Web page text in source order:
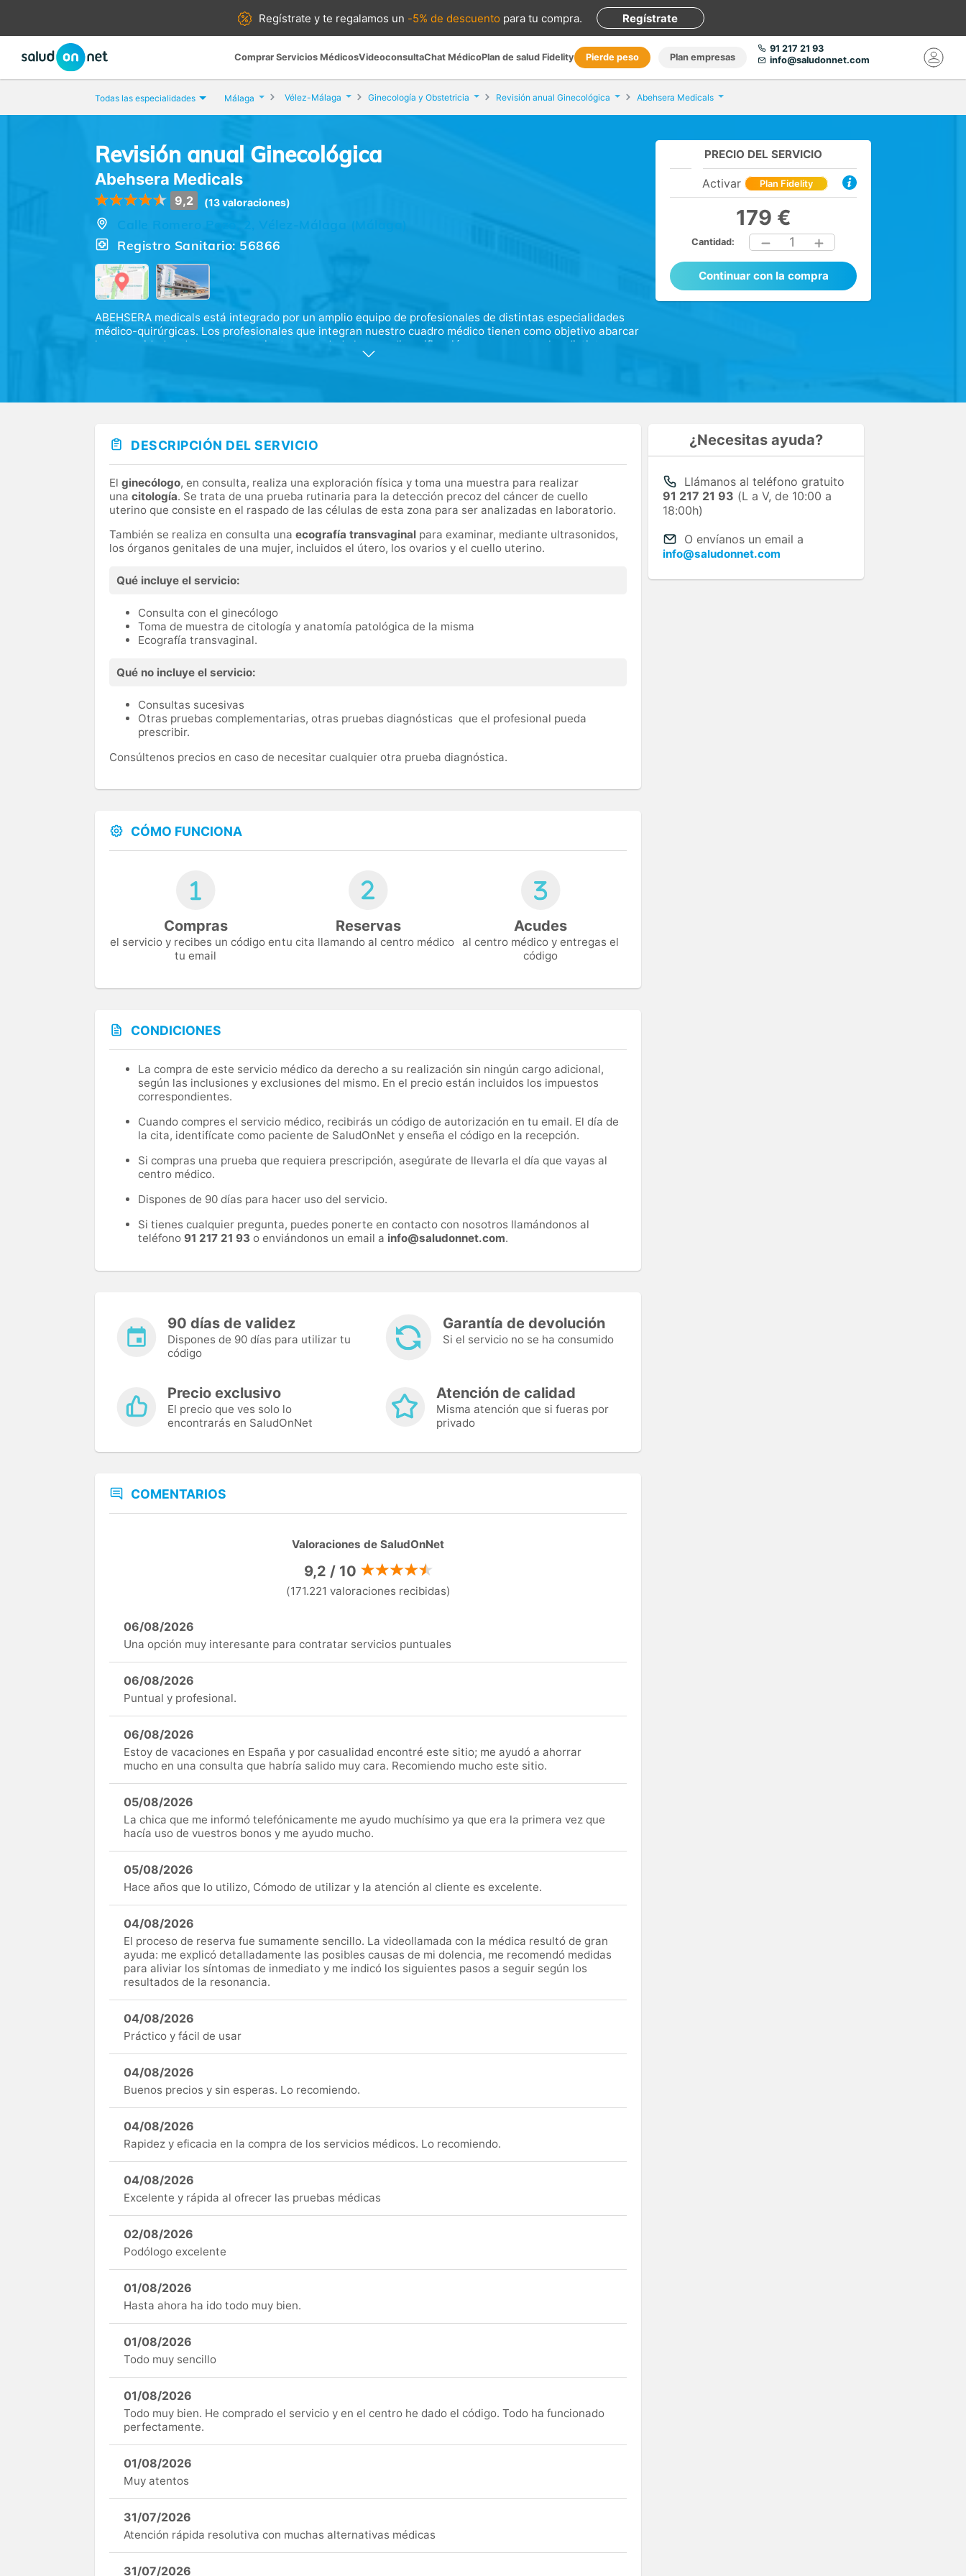
Regístrate yte regalamos un -5% de descuento para tu compra. Regístrate
Comprar Servicios MédicosVideoconsultaChat MédicoPlan de salud Fidelity Pierde peso Plan empresas
91 217 21 93
info@saludonnet.com
Todas las especialidades Málaga Vélez-Málaga Ginecología y Obstetricia Revisión anual Ginecológica Abehsera Medicals
Revisión anual Ginecológica
Abehsera Medicals
9,2 (13 valoraciones)
Calle Romero Pozo, 2, Vélez-Málaga (Málaga)
Registro Sanitario: 56866
ABEHSERA medicals está integrado por un amplio equipo de profesionales de distintas especialidades
médico-quirúrgicas. Los profesionales que integran nuestro cuadro médico tienen como objetivo abarcar
las necesidades de nuestros pacientes, que dada la gran diversificación que presentan las distintas
disciplinas hace necesaria la presencia de profesionales especializados en las diferentes técnicas y
PRECIO DEL SERVICIO
Activar Plan Fidelity
179 €
Cantidad: 1
Continuar con la compra
DESCRIPCIÓN DEL SERVICIO
El ginecólogo, en consulta, realiza una exploración física y toma una muestra para realizar
una citología. Se trata de una prueba rutinaria para la detección precoz del cáncer de cuello
uterino que consiste en el raspado de las células de esta zona para ser analizadas en laboratorio.
También se realiza en consulta una ecografía transvaginal para examinar, mediante ultrasonidos,
los órganos genitales de una mujer, incluidos el útero, los ovarios y el cuello uterino.
Qué incluye el servicio:
Consulta con el ginecólogo
Toma de muestra de citología y anatomía patológica de la misma
Ecografía transvaginal.
Qué no incluye el servicio:
Consultas sucesivas
Otras pruebas complementarias, otras pruebas diagnósticas que el profesional pueda
prescribir.
Consúltenos precios en caso de necesitar cualquier otra prueba diagnóstica.
CÓMO FUNCIONA
Compras
el servicio y recibes un código en
tu email
Reservas
tu cita llamando al centro médico
Acudes
al centro médico y entregas el
código
CONDICIONES
La compra de este servicio médico da derecho a su realización sin ningún cargo adicional,
según las inclusiones y exclusiones del mismo. En el precio están incluidos los impuestos
correspondientes.
Cuando compres el servicio médico, recibirás un código de autorización en tu email. El día de
la cita, identifícate como paciente de SaludOnNet y enseña el código en la recepción.
Si compras una prueba que requiera prescripción, asegúrate de llevarla el día que vayas al
centro médico.
Dispones de 90 días para hacer uso del servicio.
Si tienes cualquier pregunta, puedes ponerte en contacto con nosotros llamándonos al
teléfono 91 217 21 93 o enviándonos un email a info@saludonnet.com.
90 días de validez
Dispones de 90 días para utilizar tu
código
Garantía de devolución
Si el servicio no se ha consumido
Precio exclusivo
El precio que ves solo lo
encontrarás en SaludOnNet
Atención de calidad
Misma atención que si fueras por
privado
COMENTARIOS
Valoraciones de SaludOnNet
9,2 / 10
(171.221 valoraciones recibidas)
06/08/2026
Una opción muy interesante para contratar servicios puntuales
06/08/2026
Puntual y profesional.
06/08/2026
Estoy de vacaciones en España y por casualidad encontré este sitio; me ayudó a ahorrar
mucho en una consulta que habría salido muy cara. Recomiendo mucho este sitio.
05/08/2026
La chica que me informó telefónicamente me ayudo muchísimo ya que era la primera vez que
hacía uso de vuestros bonos y me ayudo mucho.
05/08/2026
Hace años que lo utilizo, Cómodo de utilizar y la atención al cliente es excelente.
04/08/2026
El proceso de reserva fue sumamente sencillo. La videollamada con la médica resultó de gran
ayuda: me explicó detalladamente las posibles causas de mi dolencia, me recomendó medidas
para aliviar los síntomas de inmediato y me indicó los siguientes pasos a seguir según los
resultados de la resonancia.
04/08/2026
Práctico y fácil de usar
04/08/2026
Buenos precios y sin esperas. Lo recomiendo.
04/08/2026
Rapidez y eficacia en la compra de los servicios médicos. Lo recomiendo.
04/08/2026
Excelente y rápida al ofrecer las pruebas médicas
02/08/2026
Podólogo excelente
01/08/2026
Hasta ahora ha ido todo muy bien.
01/08/2026
Todo muy sencillo
01/08/2026
Todo muy bien. He comprado el servicio y en el centro he dado el código. Todo ha funcionado
perfectamente.
01/08/2026
Muy atentos
31/07/2026
Atención rápida resolutiva con muchas alternativas médicas
31/07/2026
¿Necesitas ayuda?
Llámanos al teléfono gratuito
91 217 21 93 (L a V, de 10:00 a
18:00h)
O envíanos un email a
info@saludonnet.com